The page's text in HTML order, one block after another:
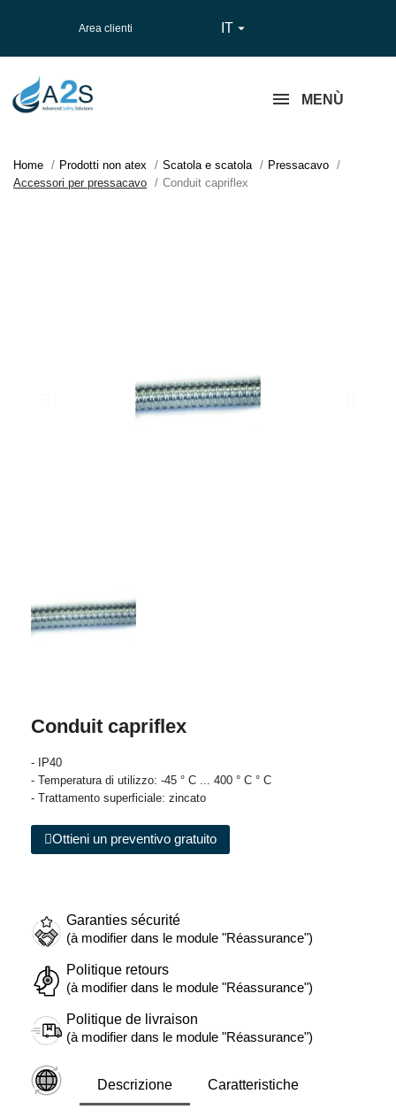
Area clienti IT 
MENÙ
Home Prodotti non atex Scatola e scatola
Pressacavo
Accessori per pressacavo
Conduit capriflex
Conduit capriflex
- IP40
- Temperatura di utilizzo: -45 ° C ... 400 ° C ° C
- Trattamento superficiale: zincato
Ottieni un preventivo gratuito
Garanties sécurité
(à modifier dans le module "Réassurance")
Politique retours
(à modifier dans le module "Réassurance")
Politique de livraison
(à modifier dans le module "Réassurance")
Descrizione Caratteristiche